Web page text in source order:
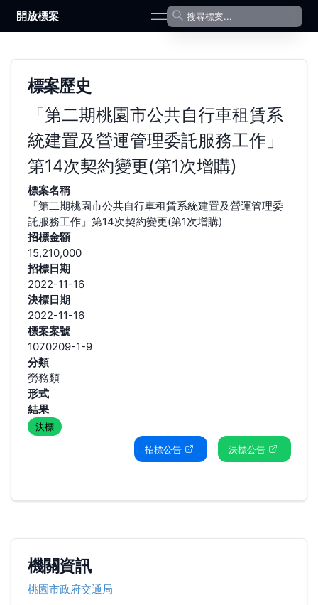
開放標案 open navigation menu
標案歷史
「第二期桃園市公共自行車租賃系
統建置及營運管理委託服務工作」
第14次契約變更(第1次增購)
標案名稱
「第二期桃園市公共自行車租賃系統建置及營運管理委
託服務工作」第14次契約變更(第1次增購)
招標金額
15,210,000
招標日期
2022-11-16
決標日期
2022-11-16
標案案號
1070209-1-9
分類
勞務類
形式
結果
決標
招標公告
決標公告
機關資訊
桃園市政府交通局